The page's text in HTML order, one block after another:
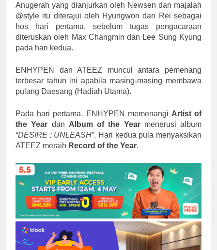
Anugerah yang dianjurkan oleh Newsen dan majalah
@style itu diterajui oleh Hyungwon dan Rei sebagai
hos hari pertama, sebelum tugas pengacaraan
diteruskan oleh Max Changmin dan Lee Sung Kyung
pada hari kedua.
ENHYPEN dan ATEEZ muncul antara pemenang
terbesar tahun ini apabila masing-masing membawa
pulang Daesang (Hadiah Utama).
Pada hari pertama, ENHYPEN memenangi Artist of
the Year dan Album of the Yearmenerusi album
“DESIRE : UNLEASH”. Hari kedua pula menyaksikan
ATEEZ meraih Record of the Year.